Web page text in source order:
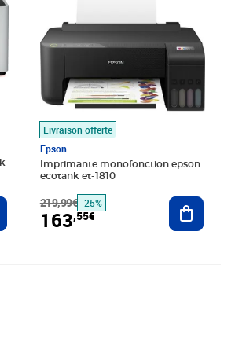
au panier
Livraison offerte
Epson
Imprimante monofonction epson
ecotank et-1810
219,99€ -25%
163,55€
Ajouter